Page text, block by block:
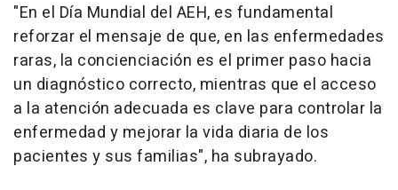
"En el Día Mundial del AEH, es fundamental
reforzar el mensaje de que, en las enfermedades
raras, la concienciación es el primer paso hacia
un diagnóstico correcto, mientras que el acceso
a la atención adecuada es clave para controlar la
enfermedad y mejorar la vida diaria de los
pacientes y sus familias", ha subrayado.